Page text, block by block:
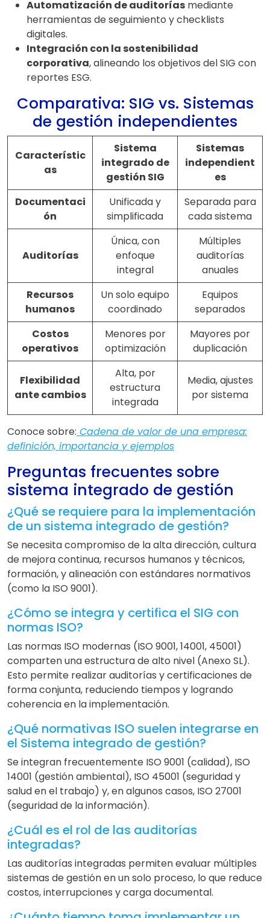
Automatización de auditorías mediante
herramientas de seguimiento y checklists
digitales.
Integración con la sostenibilidad
corporativa, alineando los objetivos del SIG con
reportes ESG.
Comparativa: SIG vs. Sistemas
de gestión independientes
Característic
as
Sistema
integrado de
gestión SIG
Sistemas
independient
es
Documentaci
ón
Unificada y
simplificada
Separada para
cada sistema
Auditorías
Única, con
enfoque
integral
Múltiples
auditorías
anuales
Recursos
humanos
Un solo equipo
coordinado
Equipos
separados
Costos
operativos
Menores por
optimización
Mayores por
duplicación
Flexibilidad
ante cambios
Alta, por
estructura
integrada
Media, ajustes
por sistema
Conoce sobre: Cadena de valor de una empresa:
definición, importancia y ejemplos
Preguntas frecuentes sobre
sistema integrado de gestión
¿Qué se requiere para la implementación
de un sistema integrado de gestión?
Se necesita compromiso de la alta dirección, cultura
de mejora continua, recursos humanos y técnicos,
formación, y alineación con estándares normativos
(como la ISO 9001).
¿Cómo se integra y certifica el SIG con
normas ISO?
Las normas ISO modernas (ISO 9001, 14001, 45001)
comparten una estructura de alto nivel (Anexo SL).
Esto permite realizar auditorías y certificaciones de
forma conjunta, reduciendo tiempos y logrando
coherencia en la implementación.
¿Qué normativas ISO suelen integrarse en
el Sistema integrado de gestión?
Se integran frecuentemente ISO 9001 (calidad), ISO
14001 (gestión ambiental), ISO 45001 (seguridad y
salud en el trabajo) y, en algunos casos, ISO 27001
(seguridad de la información).
¿Cuál es el rol de las auditorías
integradas?
Las auditorías integradas permiten evaluar múltiples
sistemas de gestión en un solo proceso, lo que reduce
costos, interrupciones y carga documental.